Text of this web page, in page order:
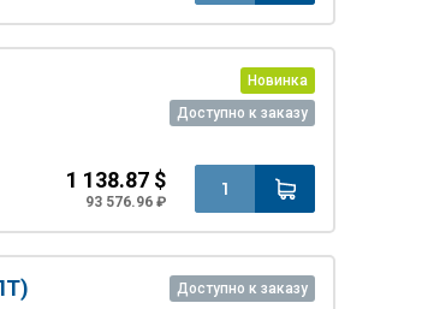
Новинка
Доступно к заказу
1 138.87 $
93 576.96 ₽
Доступно к заказу